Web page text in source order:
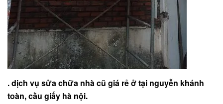
. dịch vụ sửa chữa nhà cũ giá rẻ ở tại nguyễn khánh
toàn, cầu giấy hà nội.